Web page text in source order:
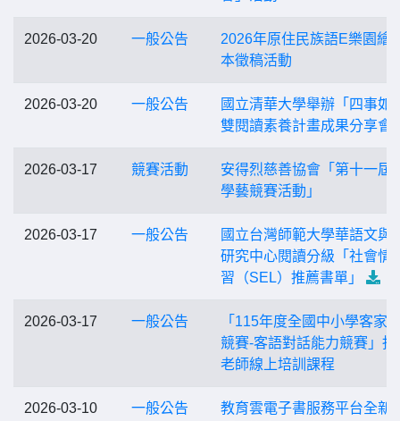
2026-03-20 一般公告
2026年原住民族語E樂園繪
本徵稿活動
2026-03-20 一般公告
國立清華大學舉辦「四事如
雙閱讀素養計畫成果分享會
2026-03-17 競賽活動
安得烈慈善協會「第十一屆
學藝競賽活動」
2026-03-17 一般公告
國立台灣師範大學華語文與
研究中心閱讀分級「社會情
習（SEL）推薦書單」
2026-03-17 一般公告
「115年度全國中小學客家
競賽-客語對話能力競賽」指
老師線上培訓課程
2026-03-10 一般公告
教育雲電子書服務平台全新